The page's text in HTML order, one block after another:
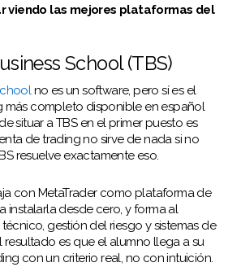
viendo las mejores plataformas del
School (TBS)
no es un software, pero sí es el
más completo disponible en español
situar a TBS en el primer puesto es
de trading no sirve de nada si no
resuelve exactamente eso.
con MetaTrader como plataforma de
instalarla desde cero, y forma al
gestión del riesgo y sistemas de
resultado es que el alumno llega a su
con un criterio real, no con intuición.